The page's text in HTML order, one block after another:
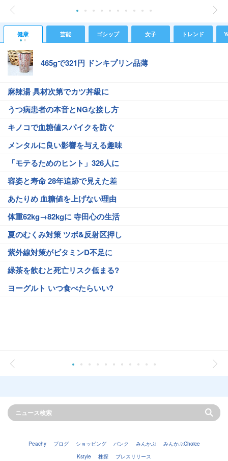
健康 芸能 ゴシップ 女子 トレンド
465gで321円 ドンキプリン品薄
麻辣湯 具材次第でカツ丼級に
うつ病患者の本音とNGな接し方
キノコで血糖値スパイクを防ぐ
メンタルに良い影響を与える趣味
「モテるためのヒント」326人に
容姿と寿命 28年追跡で見えた差
あたりめ 血糖値を上げない理由
体重62kg→82kgに 寺田心の生活
夏のむくみ対策 ツボ&反射区押し
紫外線対策がビタミンD不足に
緑茶を飲むと死亡リスク低まる?
ヨーグルト いつ食べたらいい?
Peachy ブログ ショッピング バンク みんかぶ
みんかぶChoice
Kstyle
株探 プレスリリース